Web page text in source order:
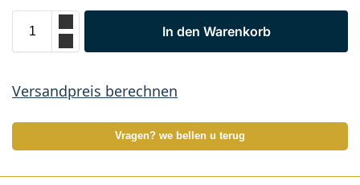
In den Warenkorb
Versandpreis berechnen
Vragen? we bellen u terug